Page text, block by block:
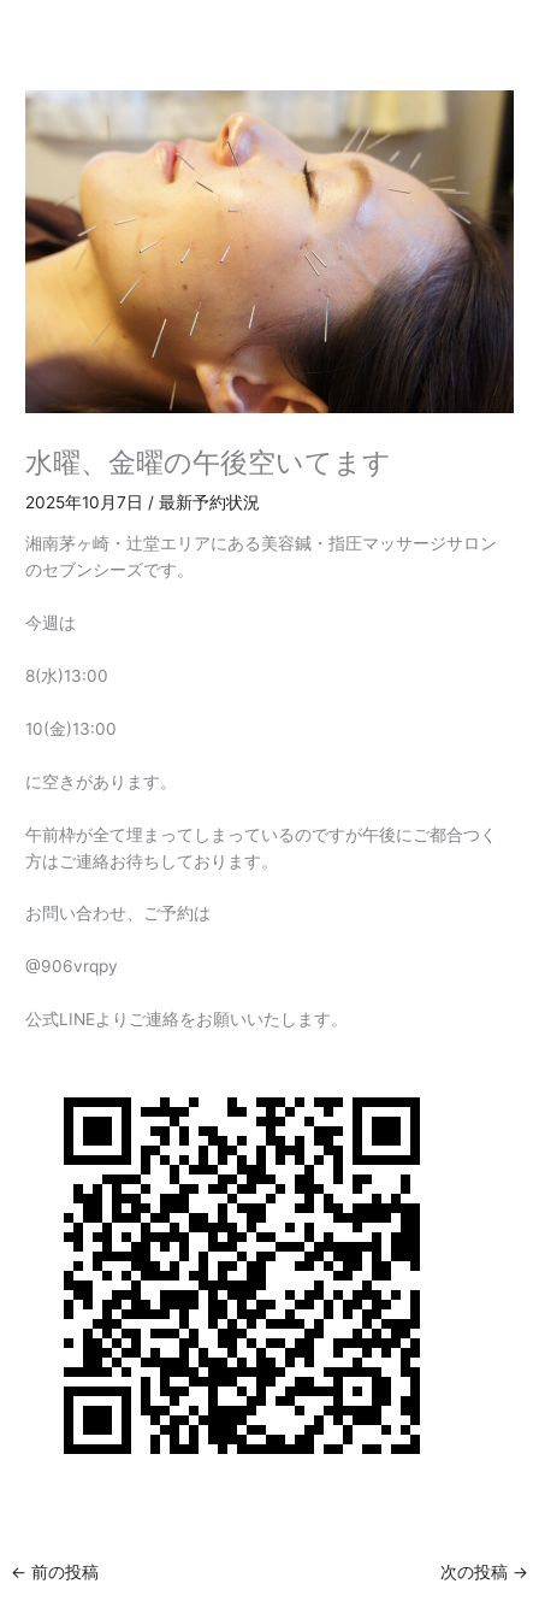
水曜、金曜の午後空いてます
2025年10月7日 /最新予約状況
湘南茅ヶ崎・辻堂エリアにある美容鍼・指圧マッサージサロン
のセブンシーズです。
今週は
8(水)13:00
10(金)13:00
に空きがあります。
午前枠が全て埋まってしまっているのですが午後にご都合つく
方はご連絡お待ちしております。
お問い合わせ、ご予約は
@906vrqpy
公式LINEよりご連絡をお願いいたします。
← 前の投稿 次の投稿 →